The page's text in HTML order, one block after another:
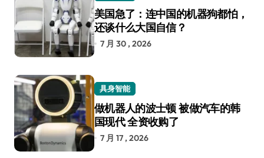
美国急了：连中国的机器狗都怕，
还谈什么大国自信？
7 月 30 , 2026
具身智能
做机器人的波士顿 被做汽车的韩
国现代 全资收购了
7 月 17 , 2026